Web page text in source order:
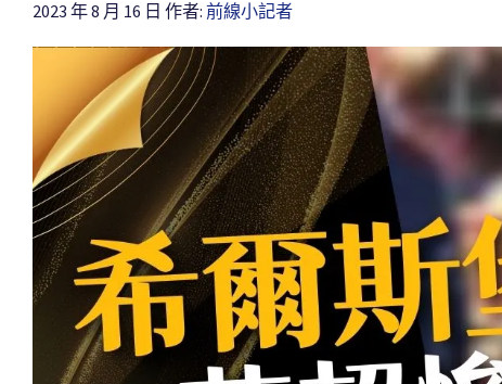
2023 年 8 月 16 日 作者: 前線小記者